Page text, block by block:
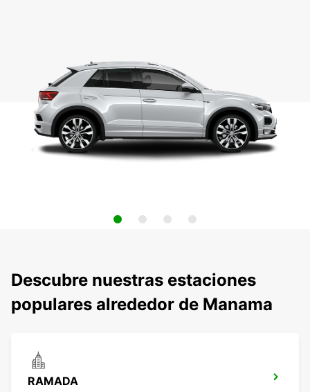
Descubre nuestras estaciones
populares alrededor de Manama
RAMADA